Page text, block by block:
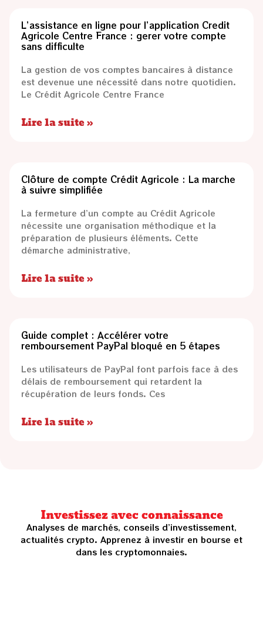
L’assistance en ligne pour l’application Credit
Agricole Centre France : gerer votre compte
sans difficulte
La gestion de vos comptes bancaires à distance
est devenue une nécessité dans notre quotidien.
Le Crédit Agricole Centre France
Lire la suite »
Clôture de compte Crédit Agricole : La marche
à suivre simplifiée
La fermeture d’un compte au Crédit Agricole
nécessite une organisation méthodique et la
préparation de plusieurs éléments. Cette
démarche administrative,
Lire la suite »
Guide complet : Accélérer votre
remboursement PayPal bloqué en 5 étapes
Les utilisateurs de PayPal font parfois face à des
délais de remboursement qui retardent la
récupération de leurs fonds. Ces
Lire la suite »
Investissez avec connaissance
Analyses de marchés, conseils d’investissement,
actualités crypto. Apprenez à investir en bourse et
dans les cryptomonnaies.